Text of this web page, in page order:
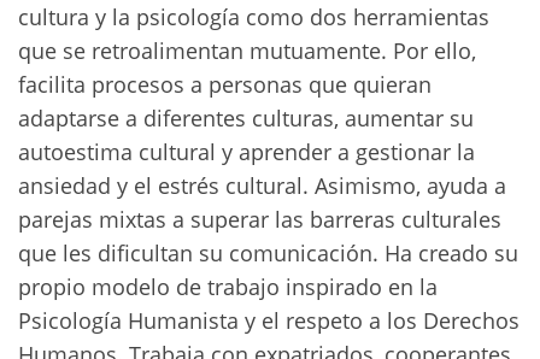
cultura y la psicología como dos herramientas
que se retroalimentan mutuamente. Por ello,
facilita procesos a personas que quieran
adaptarse a diferentes culturas, aumentar su
autoestima cultural y aprender a gestionar la
ansiedad y el estrés cultural. Asimismo, ayuda a
parejas mixtas a superar las barreras culturales
que les dificultan su comunicación. Ha creado su
propio modelo de trabajo inspirado en la
Psicología Humanista y el respeto a los Derechos